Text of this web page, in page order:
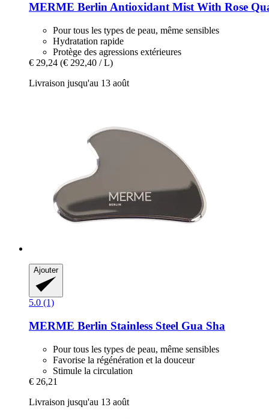
MERME BerlinAntioxidant Mist With Rose
Pour tous les types de peau, même sensibles
Hydratation rapide
Protège des agressions extérieures
€ 29,24 (€ 292,40 / L)
Livraison jusqu'au 13 août
Ajouter
5.0 (1)
MERME Berlin Stainless Steel Gua Sha
Pour tous les types de peau, même sensibles
Favorise la régénération et la douceur
Stimule la circulation
€ 26,21
Livraison jusqu'au 13 août